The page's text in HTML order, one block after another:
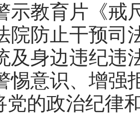
示教育片《戒
院防止干预司
及身边违纪违
惕意识、增强
党的政治纪律